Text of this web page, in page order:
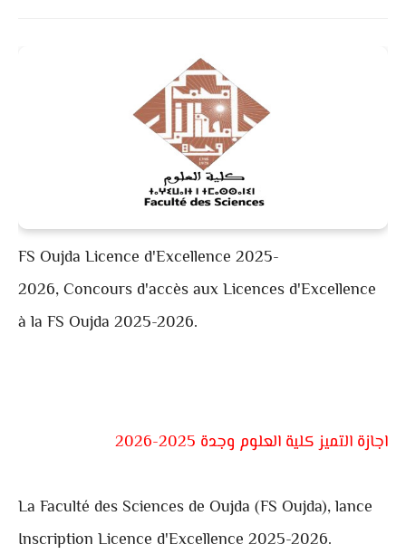
FS Oujda Licence d'Excellence 2025-
2026, Concours d'accès aux Licences d'Excellence
à la FS Oujda 2025-2026.
اجازة التميز كلية العلوم وجدة 2025-2026
La Faculté des Sciences de Oujda (FS Oujda), lance
Inscription Licence d'Excellence 2025-2026.